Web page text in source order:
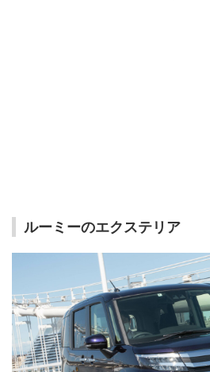
ルーミーのエクステリア